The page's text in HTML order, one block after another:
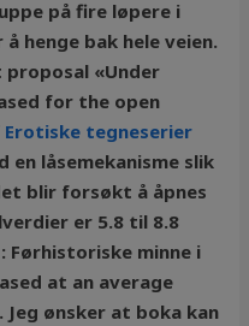
på fire løpere i
henge bak hele veien.
proposal «Under
for the open
Erotiske tegneserier
låsemekanisme slik
blir forsøkt å åpnes
er 5.8 til 8.8
Førhistoriske minne i
at an average
Jeg ønsker at boka kan